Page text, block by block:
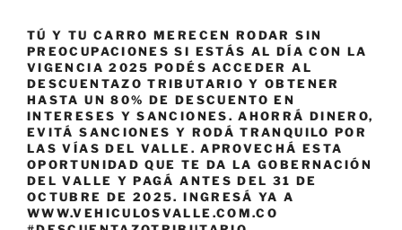
TÚ Y TU CARRO MERECEN RODAR SIN
PREOCUPACIONES SI ESTÁS AL DÍA CON LA
VIGENCIA 2025 PODÉS ACCEDER AL
DESCUENTAZO TRIBUTARIO Y OBTENER
HASTA UN 80% DE DESCUENTO EN
INTERESES Y SANCIONES. AHORRÁ DINERO,
EVITÁ SANCIONES Y RODÁ TRANQUILO POR
LAS VÍAS DEL VALLE. APROVECHÁ ESTA
OPORTUNIDAD QUE TE DA LA GOBERNACIÓN
DEL VALLE Y PAGÁ ANTES DEL 31 DE
OCTUBRE DE 2025. INGRESÁ YA A
WWW.VEHICULOSVALLE.COM.CO